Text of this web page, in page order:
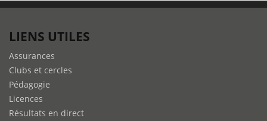
LIENS UTILES
Assurances
Clubs et cercles
Pédagogie
Licences
Résultats en direct